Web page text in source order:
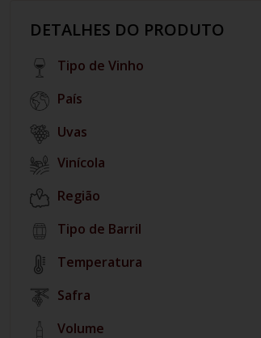
DETALHES DO PRODUTO
Tipo de Vinho
País
Vinícola
Região
Tipo de Barril
Temperatura
Safra
Volume